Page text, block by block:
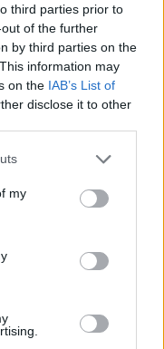
third parties prior to
of the further
by third parties on the
information may
on the IAB’s List of
disclose it to other
my